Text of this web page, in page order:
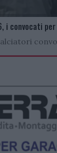
i convocati per